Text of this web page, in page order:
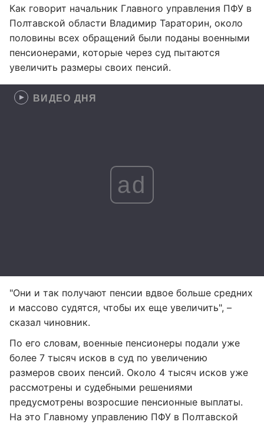
Как говорит начальник Главного управления ПФУ в
Полтавской области Владимир Тараторин, около
половины всех обращений были поданы военными
пенсионерами, которые через суд пытаются
увеличить размеры своих пенсий.
ВИДЕО ДНЯ
ad
"Они и так получают пенсии вдвое больше средних
и массово судятся, чтобы их еще увеличить", –
сказал чиновник.
По его словам, военные пенсионеры подали уже
более 7 тысяч исков в суд по увеличению
размеров своих пенсий. Около 4 тысяч исков уже
рассмотрены и судебными решениями
предусмотрены возросшие пенсионные выплаты.
На это Главному управлению ПФУ в Полтавской